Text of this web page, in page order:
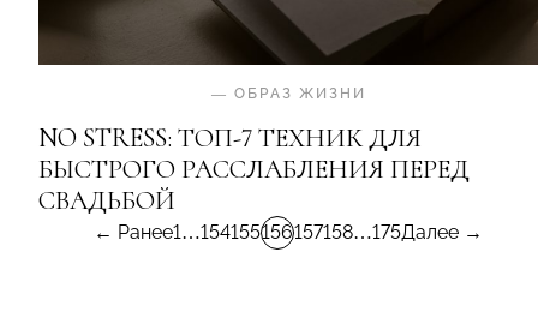
— ОБРАЗ ЖИЗНИ
NO STRESS: ТОП-7 ТЕХНИК ДЛЯ
БЫСТРОГО РАССЛАБЛЕНИЯ ПЕРЕД
СВАДЬБОЙ
← Ранее1…154155156157158…175Далее →